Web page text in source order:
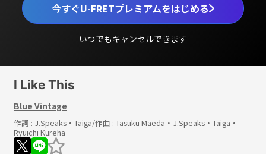
今すぐU-FRETプレミアムをはじめる
いつでもキャンセルできます
I Like This
Blue Vintage
作詞 : J.Speaks・Taiga/作曲 : Tasuku Maeda・J.Speaks・Taiga・
Ryuichi Kureha